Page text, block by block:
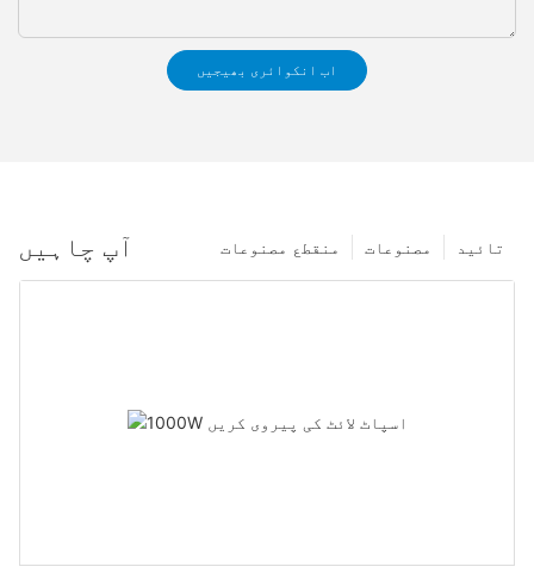
اب انکوائری بھیجیں
آپ چاہیں تائید مصنوعات منقطع مصنوعات